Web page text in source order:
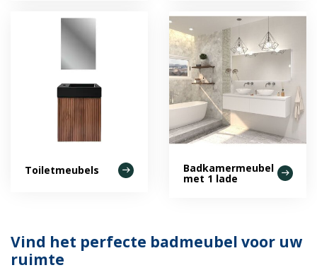
Toiletmeubels Badkamermeubel
met 1 lade
Vind het perfecte badmeubel voor uw
ruimte